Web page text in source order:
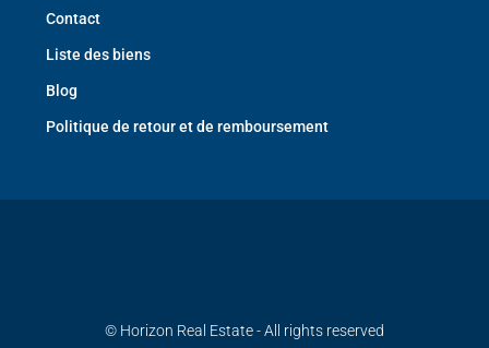
Contact
Liste des biens
Blog
Politique de retour et de remboursement
© Horizon Real Estate - All rights reserved